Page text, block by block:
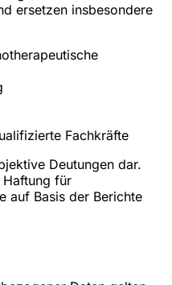
ersetzen insbesondere
Fachkräfte
Deutungen dar.
für
auf Basis der Berichte